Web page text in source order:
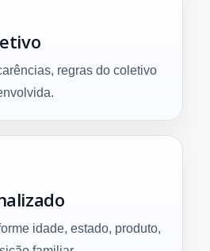
regras do coletivo
idade, estado, produto,